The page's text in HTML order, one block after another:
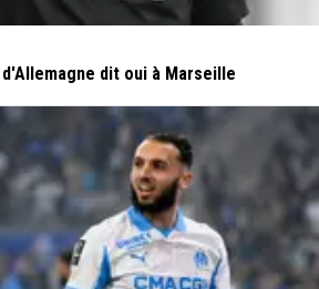
dit oui à Marseille